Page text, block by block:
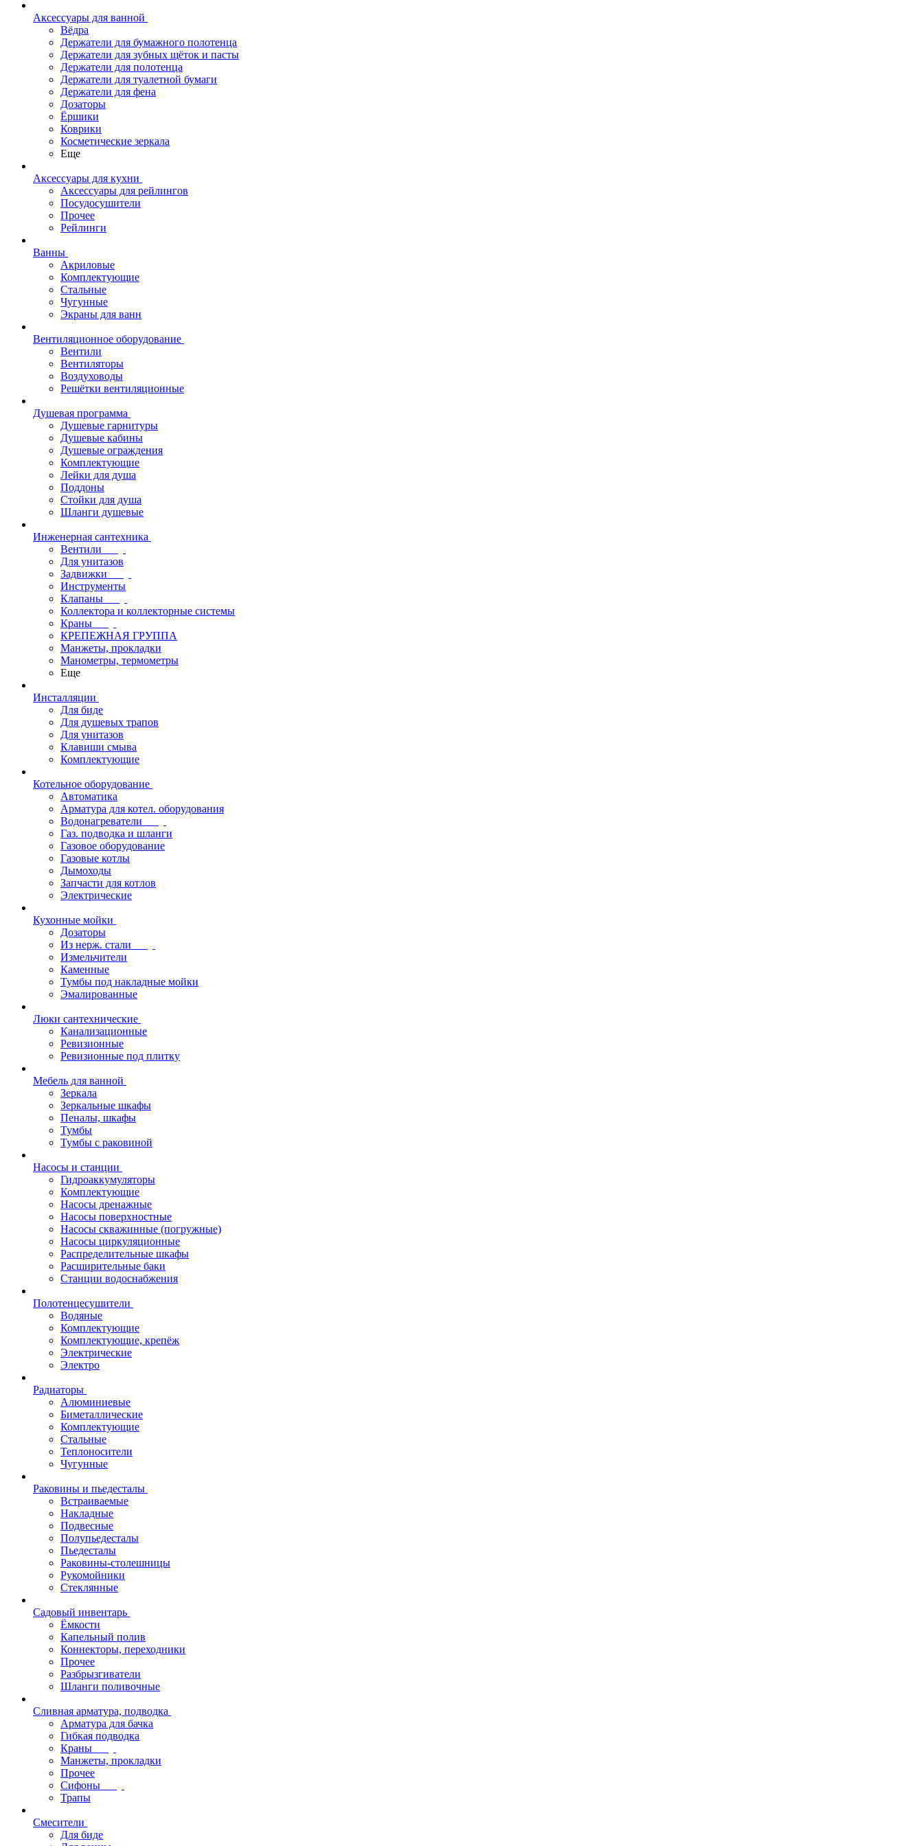
Аксессуары для ванной
Вёдра
Держатели для бумажного полотенца
Держатели для зубных щёток и пасты
Держатели для полотенца
Держатели для туалетной бумаги
Держатели для фена
Дозаторы
Ёршики
Коврики
Косметические зеркала
Еще
Аксессуары для кухни
Аксессуары для рейлингов
Посудосушители
Прочее
Рейлинги
Ванны
Акриловые
Комплектующие
Стальные
Чугунные
Экраны для ванн
Вентиляционное оборудование
Вентили
Вентиляторы
Воздуховоды
Решётки вентиляционные
Душевая программа
Душевые гарнитуры
Душевые кабины
Душевые ограждения
Комплектующие
Лейки для душа
Поддоны
Стойки для душа
Шланги душевые
Инженерная сантехника
Вентили
Для унитазов
Задвижки
Инструменты
Клапаны
Коллектора и коллекторные системы
Краны
КРЕПЕЖНАЯ ГРУППА
Манжеты, прокладки
Манометры, термометры
Еще
Инсталляции
Для биде
Для душевых трапов
Для унитазов
Клавиши смыва
Комплектующие
Котельное оборудование
Автоматика
Арматура для котел. оборудования
Водонагреватели
Газ. подводка и шланги
Газовое оборудование
Газовые котлы
Дымоходы
Запчасти для котлов
Электрические
Кухонные мойки
Дозаторы
Из нерж. стали
Измельчители
Каменные
Тумбы под накладные мойки
Эмалированные
Люки сантехнические
Канализационные
Ревизионные
Ревизионные под плитку
Мебель для ванной
Зеркала
Зеркальные шкафы
Пеналы, шкафы
Тумбы
Тумбы с раковиной
Насосы и станции
Гидроаккумуляторы
Комплектующие
Насосы дренажные
Насосы поверхностные
Насосы скважинные (погружные)
Насосы циркуляционные
Распределительные шкафы
Расширительные баки
Станции водоснабжения
Полотенцесушители
Водяные
Комплектующие
Комплектующие, крепёж
Электрические
Электро
Радиаторы
Алюминиевые
Биметаллические
Комплектующие
Стальные
Теплоносители
Чугунные
Раковины и пьедесталы
Встраиваемые
Накладные
Подвесные
Полупьедесталы
Пьедесталы
Раковины-столешницы
Рукомойники
Стеклянные
Садовый инвентарь
Ёмкости
Капельный полив
Коннекторы, переходники
Прочее
Разбрызгиватели
Шланги поливочные
Сливная арматура, подводка
Арматура для бачка
Гибкая подводка
Краны
Манжеты, прокладки
Прочее
Сифоны
Трапы
Смесители
Для биде